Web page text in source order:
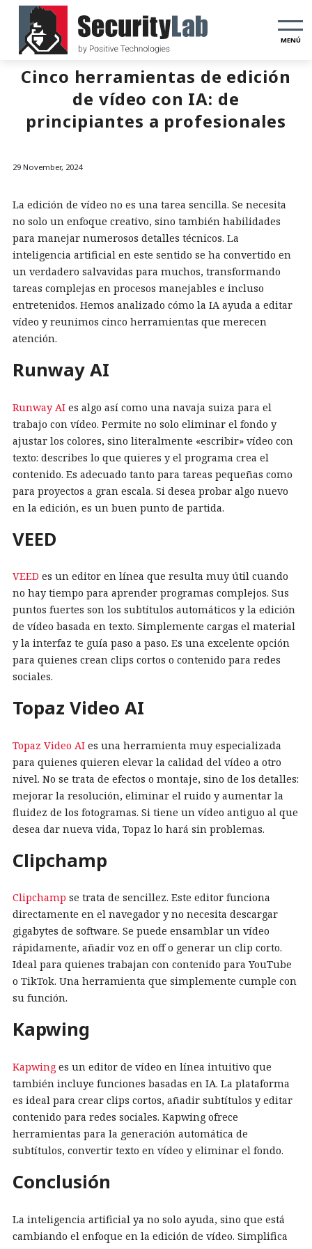
MENÚ
Cinco herramientas de edición
de vídeo con IA: de
principiantes a profesionales
29 November, 2024
La edición de vídeo no es una tarea sencilla. Se necesita
no solo un enfoque creativo, sino también habilidades
para manejar numerosos detalles técnicos. La
inteligencia artificial en este sentido se ha convertido en
un verdadero salvavidas para muchos, transformando
tareas complejas en procesos manejables e incluso
entretenidos. Hemos analizado cómo la IA ayuda a editar
vídeo y reunimos cinco herramientas que merecen
atención.
Runway AI
Runway AI es algo así como una navaja suiza para el
trabajo con vídeo. Permite no solo eliminar el fondo y
ajustar los colores, sino literalmente «escribir» vídeo con
texto: describes lo que quieres y el programa crea el
contenido. Es adecuado tanto para tareas pequeñas como
para proyectos a gran escala. Si desea probar algo nuevo
en la edición, es un buen punto de partida.
VEED
VEED es un editor en línea que resulta muy útil cuando
no hay tiempo para aprender programas complejos. Sus
puntos fuertes son los subtítulos automáticos y la edición
de vídeo basada en texto. Simplemente cargas el material
y la interfaz te guía paso a paso. Es una excelente opción
para quienes crean clips cortos o contenido para redes
sociales.
Topaz Video AI
Topaz Video AI es una herramienta muy especializada
para quienes quieren elevar la calidad del vídeo a otro
nivel. No se trata de efectos o montaje, sino de los detalles:
mejorar la resolución, eliminar el ruido y aumentar la
fluidez de los fotogramas. Si tiene un vídeo antiguo al que
desea dar nueva vida, Topaz lo hará sin problemas.
Clipchamp
Clipchamp se trata de sencillez. Este editor funciona
directamente en el navegador y no necesita descargar
gigabytes de software. Se puede ensamblar un vídeo
rápidamente, añadir voz en off o generar un clip corto.
Ideal para quienes trabajan con contenido para YouTube
o TikTok. Una herramienta que simplemente cumple con
su función.
Kapwing
Kapwing es un editor de vídeo en línea intuitivo que
también incluye funciones basadas en IA. La plataforma
es ideal para crear clips cortos, añadir subtítulos y editar
contenido para redes sociales. Kapwing ofrece
herramientas para la generación automática de
subtítulos, convertir texto en vídeo y eliminar el fondo.
Conclusión
La inteligencia artificial ya no solo ayuda, sino que está
cambiando el enfoque en la edición de vídeo. Simplifica